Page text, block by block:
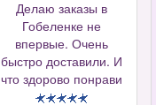
Делаю заказы в
Гобеленке не
впервые. Очень
быстро доставили. И
что здорово понрави